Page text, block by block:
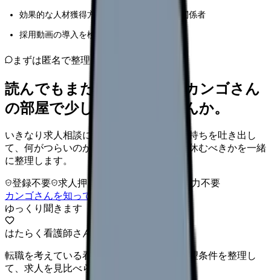
効果的な人材獲得方法を模索している医療関係者
採用動画の導入を検討している病院経営者
まずは匿名で整理
読んでもまだ苦しいなら、カンゴさん
の部屋で少し話してみませんか。
いきなり求人相談には進みません。今の気持ちを吐き出し
て、何がつらいのか、辞めるべきか、少し休むべきかを一緒
に整理します。
登録不要 求人押し売りなし
病院名は入力不要
カンゴさんを知ってから相談する
ゆっくり聞きます
はたらく看護師さん 求人
転職を考えている看護師さんへ。まずは希望条件を整理し
て、求人を見比べられます。